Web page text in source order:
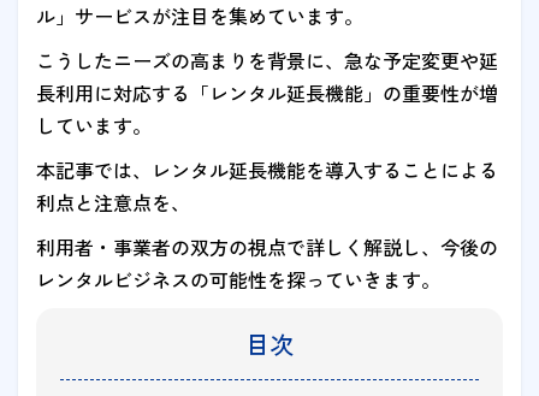
ル」サービスが注目を集めています。
こうしたニーズの高まりを背景に、急な予定変更や延
長利用に対応する「レンタル延長機能」の重要性が増
しています。
本記事では、レンタル延長機能を導入することによる
利点と注意点を、
利用者・事業者の双方の視点で詳しく解説し、今後の
レンタルビジネスの可能性を探っていきます。
目次